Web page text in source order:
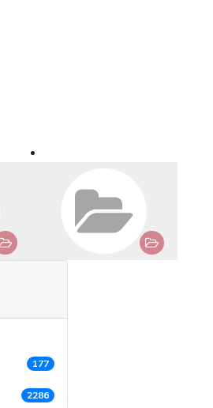
177
2286